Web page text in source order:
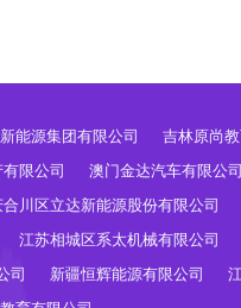
能源集团有限公司 吉林原尚
限公司 澳门金达汽车有限公司
川区立达新能源股份有限公司
江苏相城区系太机械有限公司
司 新疆恒辉能源有限公司